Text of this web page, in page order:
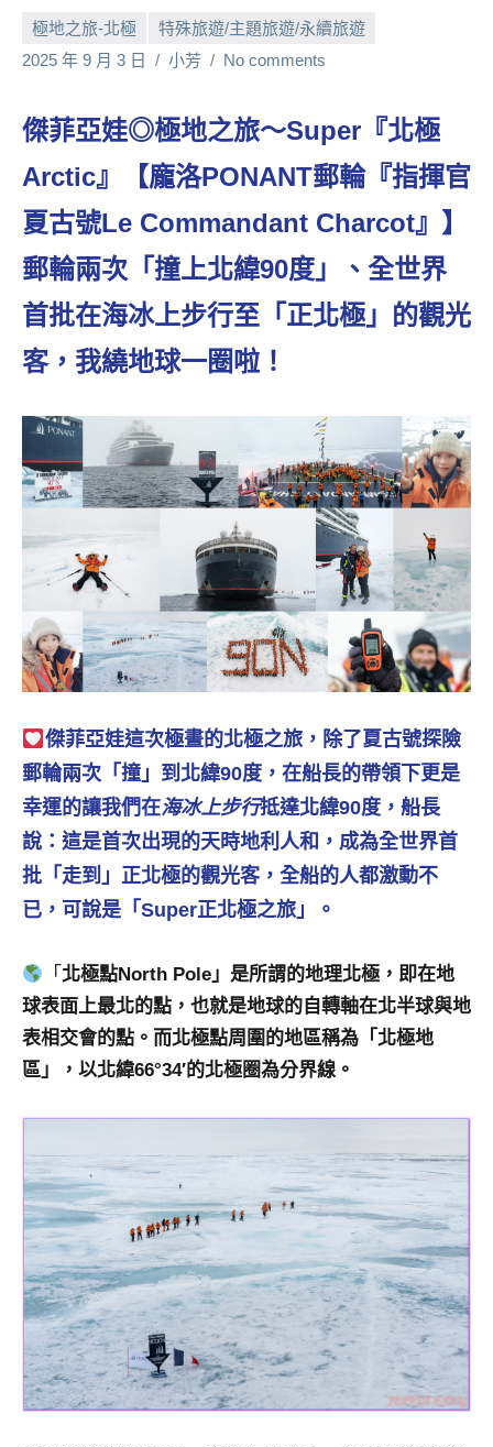
來
賓、
探
號
節
目
底、
景
節
目
持、
哥
窟
泰
書
作
者、
發
表
會
活
動
主
校
企
業
講
部
及
旅
遊
雜
誌
專
欄、
觀
光
極地之旅-北極
特殊旅遊/主題旅遊/永續旅遊
2025 年 9 月 3 日
小芳 No comments
傑菲亞娃◎極地之旅～Super『北極
Arctic』【龐洛PONANT郵輪『指揮官
夏古號Le Commandant Charcot』】
郵輪兩次「撞上北緯90度」、全世界
首批在海冰上步行至「正北極」的觀光
客，我繞地球一圈啦！
傑菲亞娃這次極晝的北極之旅，除了夏古號探險
郵輪兩次「撞」到北緯90度，在船長的帶領下更是
幸運的讓我們在海冰上步行抵達北緯90度，船長
說：這是首次出現的天時地利人和，成為全世界首
批「走到」正北極的觀光客，全船的人都激動不
已，可說是「Super正北極之旅」。
「北極點North Pole」是所謂的地理北極，即在地
球表面上最北的點，也就是地球的自轉軸在北半球與地
表相交會的點。而北極點周圍的地區稱為「北極地
區 」 ，以北緯66°34′的北極圈為分界線。